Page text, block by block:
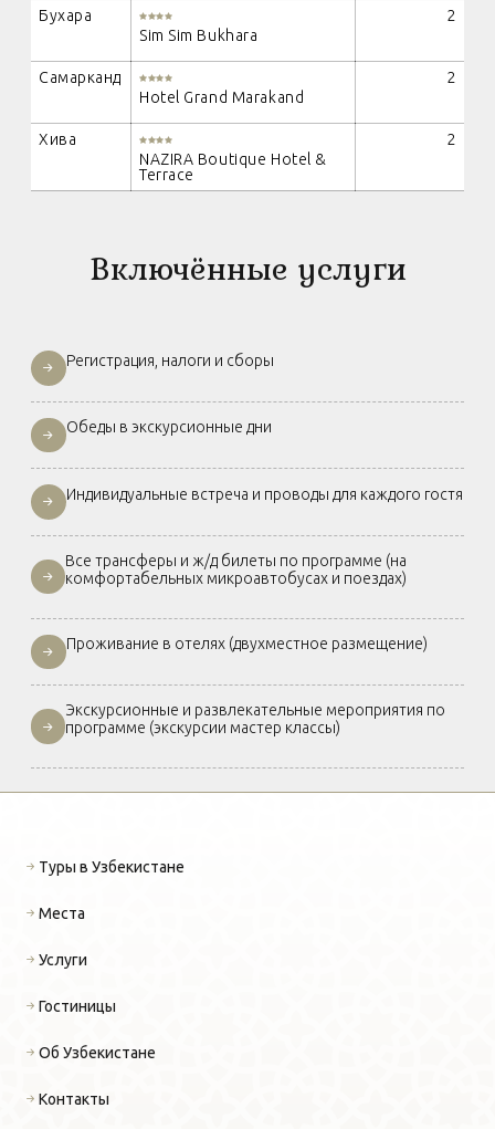
Бухара
Sim Sim Bukhara
2
Самарканд
Hotel Grand Marakand
2
Хива
NAZIRA Boutique Hotel &
Terrace
2
Включённые услуги
Регистрация, налоги и сборы
Обеды в экскурсионные дни
Индивидуальные встреча и проводы для каждого гостя
Все трансферы и ж/д билеты по программе (на
комфортабельных микроавтобусах и поездах)
Проживание в отелях (двухместное размещение)
Экскурсионные и развлекательные мероприятия по
программе (экскурсии мастер классы)
Туры в Узбекистане
Места
Услуги
Гостиницы
Об Узбекистане
Контакты